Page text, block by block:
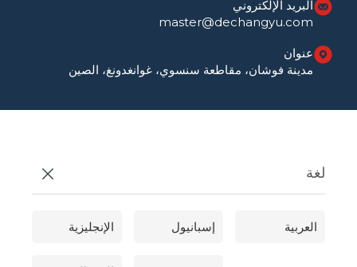
البريد الإلكتروني
master@dechangyu.com
عنوان
مدينة فوشان، مقاطعة سنسوي، غوانغدونغ، الصين
لغة
الإنجليزية إسبانيول العربية